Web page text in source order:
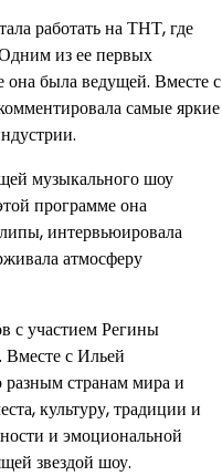
работать на ТНТ, где
из ее первых
она была ведущей. Вместе с
самые яркие
музыкального шоу
программе она
интервьюировала
атмосферу
с участием Регины
Вместе с Ильей
странам мира и
культуру, традиции и
и эмоциональной
звездой шоу.